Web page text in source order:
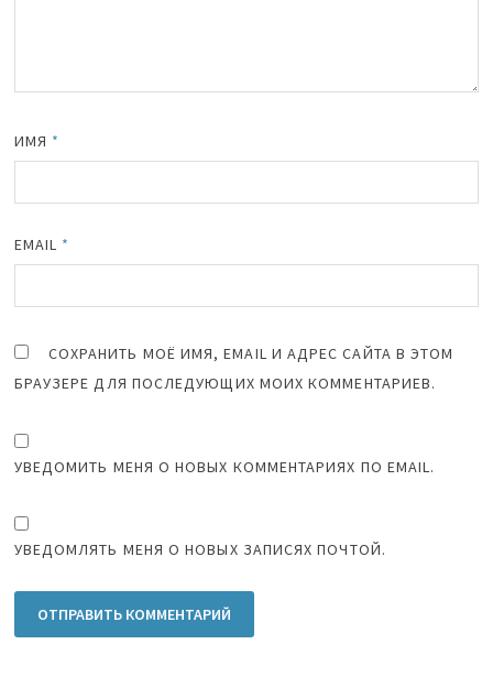
ИМЯ *
EMAIL *
СОХРАНИТЬ МОЁ ИМЯ, EMAIL И АДРЕС САЙТА В ЭТОМ
БРАУЗЕРЕ ДЛЯ ПОСЛЕДУЮЩИХ МОИХ КОММЕНТАРИЕВ.
УВЕДОМИТЬ МЕНЯ О НОВЫХ КОММЕНТАРИЯХ ПО EMAIL.
УВЕДОМЛЯТЬ МЕНЯ О НОВЫХ ЗАПИСЯХ ПОЧТОЙ.